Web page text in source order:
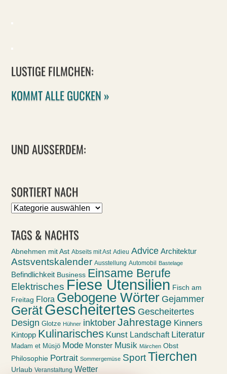
LUSTIGE FILMCHEN:
KOMMT ALLE GUCKEN »
UND AUSSERDEM:
SORTIERT NACH
Sortiert
TAGS & NACHTS
Abnehmen mit Ast Abseits mit Ast Adieu Advice Architektur
Astsventskalender Ausstellung Automobil Bastelage
Befindlichkeit Business Einsame Berufe
Elektrisches Fiese Utensilien Fisch am
Freitag Flora Gebogene Wörter Gejammer
GerätGescheitertes Gescheitertes
Design Glotze Hühner inktober Jahrestage Kinners
Kintopp Kulinarisches Kunst Landschaft Literatur
Madam et Müsjö Mode Monster Musik Märchen Obst
Philosophie Portrait Sommergemüse Sport Tierchen
Urlaub Veranstaltung Wetter